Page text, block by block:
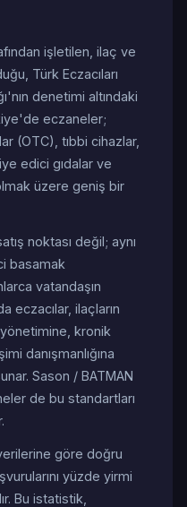
işletilen, ilaç ve
Türk Eczacıları
denetimi altındaki
eczaneler;
(OTC), tıbbi cihazlar,
edici gıdalar ve
üzere geniş bir
noktası değil; aynı
basamak
vatandaşın
eczacılar, ilaçların
kronik
danışmanlığına
Sason / BATMAN
de bu standartları
göre doğru
yüzde yirmi
Bu istatistik,